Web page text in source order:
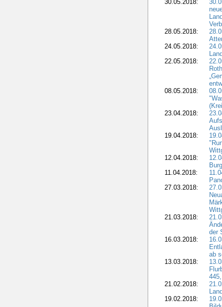
30.05.2018:
28.05.2018:
24.05.2018:
22.05.2018:
08.05.2018:
23.04.2018:
19.04.2018:
12.04.2018:
11.04.2018:
27.03.2018:
21.03.2018:
der
16.03.2018:
ab
13.03.2018:
21.02.2018:
19.02.2018: